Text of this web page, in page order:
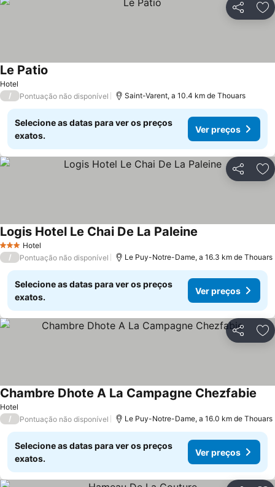
Partilhar
Hotel
Le Patio
/ Pontuação não disponível Saint-Varent, a 10.4 km de Thouars
Selecione as datas para ver os preços
exatos.
Ver preços
Partilhar
3 EstrelasHotel
Logis Hotel Le Chai De La Paleine
/ Pontuação não disponível Le Puy-Notre-Dame, a 16.3 km de Thouars
Selecione as datas para ver os preços
exatos.
Ver preços
Partilhar
Hotel
Chambre Dhote A La Campagne Chezfabie
/ Pontuação não disponível Le Puy-Notre-Dame, a 16.0 km de Thouars
Selecione as datas para ver os preços
exatos.
Ver preços